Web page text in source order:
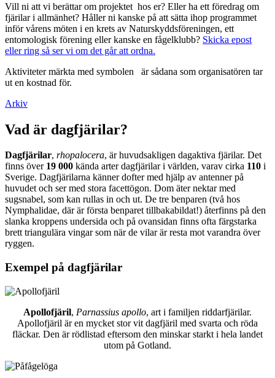
Vill ni att vi berättar om projektet hos er? Eller ha ett föredrag om
fjärilar i allmänhet? Håller ni kanske på att sätta ihop programmet
inför vårens möten i en krets av Naturskyddsföreningen, ett
entomologisk förening eller kanske en fågelklubb? Skicka epost
eller ring så ser vi om det går att ordna.
Aktiviteter märkta med symbolen
är sådana som organisatören tar
ut en kostnad för.
Arkiv
Vad är dagfjärilar?
Dagfjärilar, rhopalocera, är huvudsakligen dagaktiva fjärilar. Det
finns över 19 000 kända arter dagfjärilar i världen, varav cirka 110 i
Sverige. Dagfjärilarna känner dofter med hjälp av antenner på
huvudet och ser med stora facettögon. Dom äter nektar med
sugsnabel, som kan rullas in och ut. De tre benparen (två hos
Nymphalidae, där är första benparet tillbakabildat!) återfinns på den
slanka kroppens undersida och på ovansidan finns ofta färgstarka
brett triangulära vingar som när de vilar är resta mot varandra över
ryggen.
Exempel på dagfjärilar
Apollofjäril, Parnassius apollo, art i familjen riddarfjärilar.
Apollofjäril är en mycket stor vit dagfjäril med svarta och röda
fläckar. Den är rödlistad eftersom den minskar starkt i hela landet
utom på Gotland.